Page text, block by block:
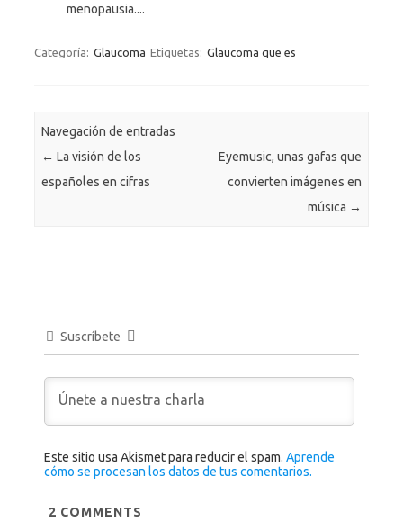
menopausia....
Categoría: Glaucoma Etiquetas: Glaucoma que es
Navegación de entradas
← La visión de los
españoles en cifras
Eyemusic, unas gafas que
convierten imágenes en
música →
Suscríbete
Este sitio usa Akismet para reducir el spam.Aprende
cómo se procesan los datos de tus comentarios.
2 COMMENTS